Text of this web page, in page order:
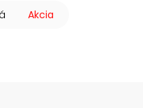
Akcia